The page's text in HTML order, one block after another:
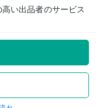
い出品者のサービス